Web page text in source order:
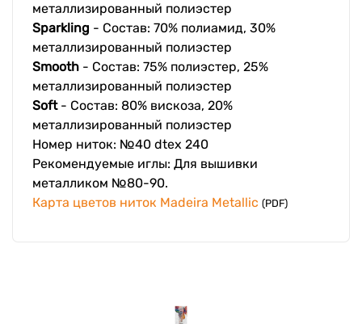
металлизированный полиэстер
Sparkling - Состав: 70% полиамид, 30%
металлизированный полиэстер
Smooth - Состав: 75% полиэстер, 25%
металлизированный полиэстер
Soft- Состав: 80% вискоза, 20%
металлизированный полиэстер
Номер ниток: №40 dtex 240
Рекомендуемые иглы: Для вышивки
металликом №80-90.
Карта цветов ниток Madeira Metallic (PDF)